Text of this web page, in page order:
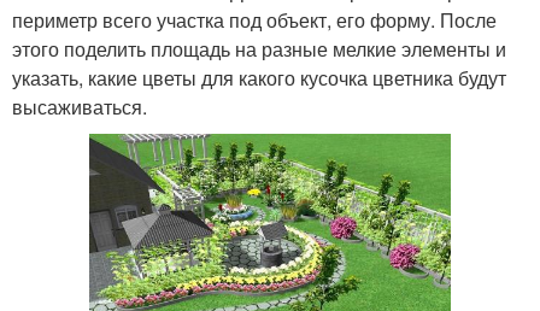
периметр всего участка под объект, его форму. После
этого поделить площадь на разные мелкие элементы и
указать, какие цветы для какого кусочка цветника будут
высаживаться.